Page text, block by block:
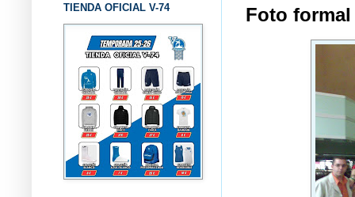
Foto
TIENDA OFICIAL V-74